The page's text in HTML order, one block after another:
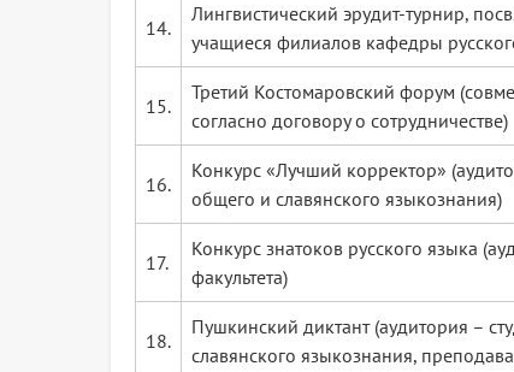
14.
Лингвистический эрудит-турнир,
учащиеся филиалов кафедры
15.
Третий Костомаровский форум
согласно договору о сотрудничестве)
16.
Конкурс «Лучший корректор»
общего и славянского языкознания)
17.
Конкурс знатоков русского языка
факультета)
18.
Пушкинский диктант (аудитория –
славянского языкознания,